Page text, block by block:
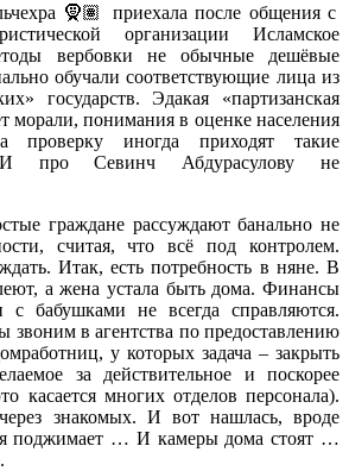
🧕🏽 приехала после общения с
организации Исламское
вербовки не обычные дешёвые
обучали соответствующие лица из
государств. Эдакая «партизанская
морали, понимания в оценке населения
иногда приходят такие
И про Севинч Абдурасулову не
рассуждают банально не
считая, что всё под контролем.
Итак, есть потребность в няне. В
а жена устала быть дома. Финансы
с бабушками не всегда справляются.
в агентства по предоставлению
у которых задача – закрыть
за действительное и поскорее
касается многих отделов персонала).
знакомых. И вот нашлась, вроде
поджимает … И камеры дома стоят …